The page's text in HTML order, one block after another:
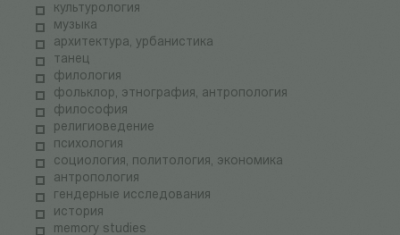
культурология
музыка
архитектура, урбанистика
танец
филология
фольклор, этнография, антропология
философия
религиоведение
психология
социология, политология, экономика
антропология
гендерные исследования
история
memory studies